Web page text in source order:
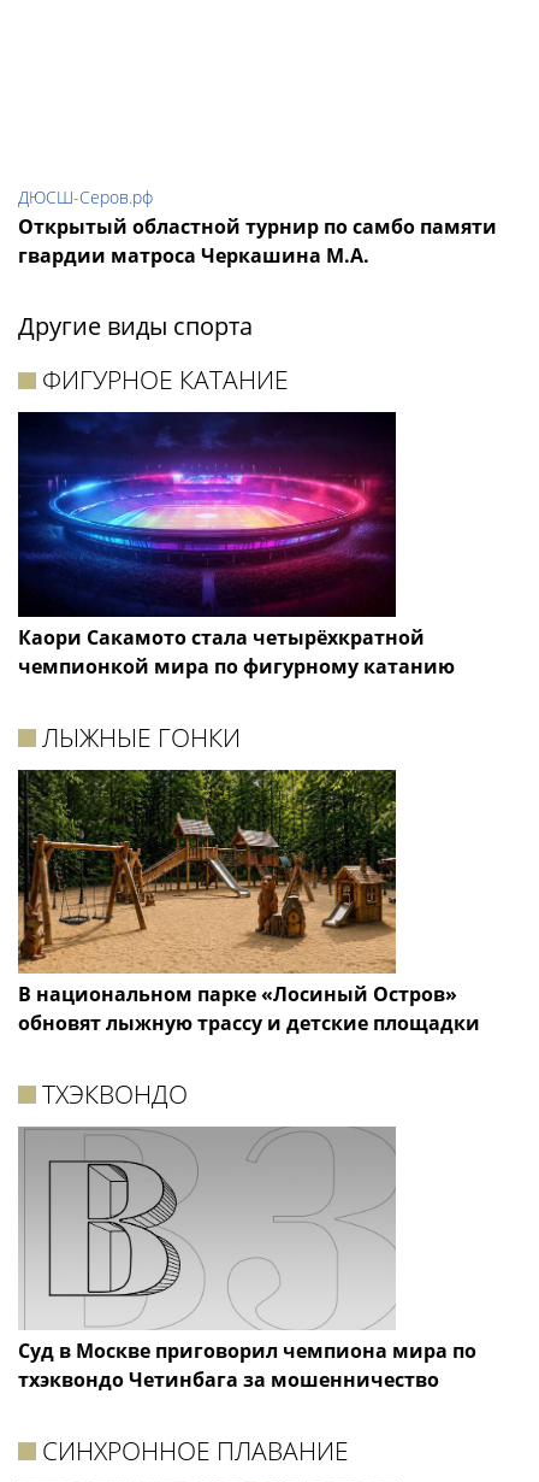
ДЮСШ-Серов.рф
Открытый областной турнир по самбо памяти
гвардии матроса Черкашина М.А.
Другие виды спорта
ФИГУРНОЕ КАТАНИЕ
Каори Сакамото стала четырёхкратной
чемпионкой мира по фигурному катанию
ЛЫЖНЫЕ ГОНКИ
В национальном парке «Лосиный Остров»
обновят лыжную трассу и детские площадки
ТХЭКВОНДО
Суд в Москве приговорил чемпиона мира по
тхэквондо Четинбага за мошенничество
СИНХРОННОЕ ПЛАВАНИЕ